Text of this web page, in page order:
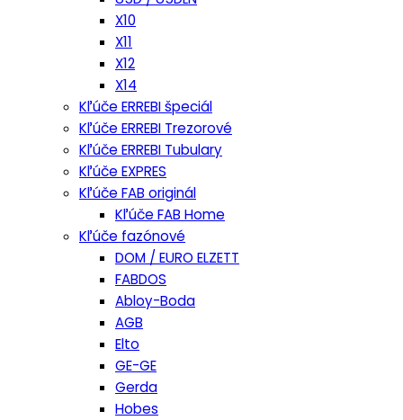
X10
X11
X12
X14
Kľúče ERREBI špeciál
Kľúče ERREBI Trezorové
Kľúče ERREBI Tubulary
Kľúče EXPRES
Kľúče FAB originál
Kľúče FAB Home
Kľúče fazónové
DOM / EURO ELZETT
FABDOS
Abloy-Boda
AGB
Elto
GE-GE
Gerda
Hobes